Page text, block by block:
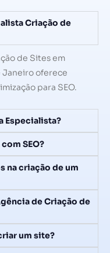
Criação de
de Sites em
Janeiro oferece
para SEO.
Especialista?
SEO?
na criação de um
de Criação de
um site?